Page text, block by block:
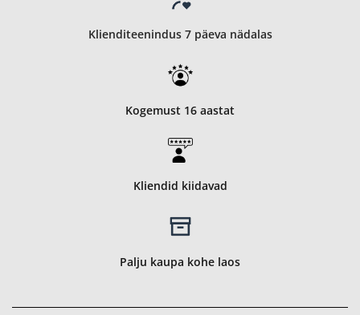
Klienditeenindus 7 päeva nädalas
Kogemust 16 aastat
Kliendid kiidavad
Palju kaupa kohe laos